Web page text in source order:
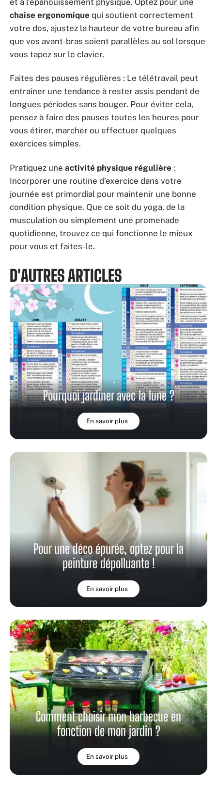
chaise ergonomique qui soutient correctement
votre dos, ajustez la hauteur de votre bureau afin
que vos avant-bras soient parallèles au sol lorsque
vous tapez sur le clavier.
Faites des pauses régulières : Le télétravail peut
entraîner une tendance à rester assis pendant de
longues périodes sans bouger. Pour éviter cela,
pensez à faire des pauses toutes les heures pour
vous étirer, marcher ou effectuer quelques
exercices simples.
Pratiquez une activité physique régulière :
Incorporer une routine d’exercice dans votre
journée est primordial pour maintenir une bonne
condition physique. Que ce soit du yoga, de la
musculation ou simplement une promenade
quotidienne, trouvez ce qui fonctionne le mieux
pour vous et faites-le.
D'AUTRES ARTICLES
Pourquoi jardiner avec la lune ?
En savoir plus
Pour une déco épurée, optez pour la
peinture dépolluante !
En savoir plus
Comment choisir mon barbecue en
fonction de mon jardin ?
En savoir plus